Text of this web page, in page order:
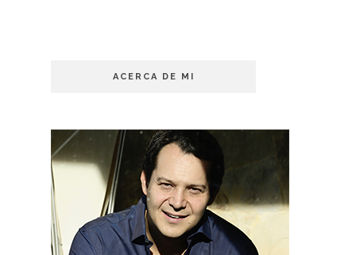
ACERCA DE MI